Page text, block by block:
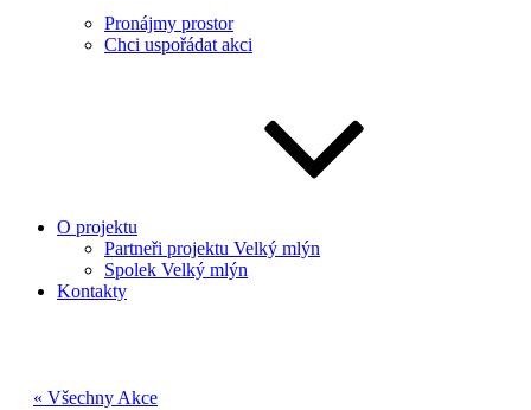
Pronájmy prostor
Chci uspořádat akci
O projektu
Partneři projektu Velký mlýn
Spolek Velký mlýn
Kontakty
« Všechny Akce